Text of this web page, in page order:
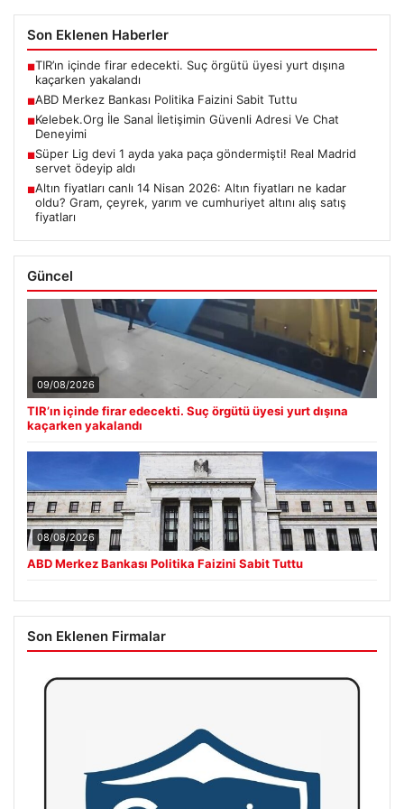
Son Eklenen Haberler
■TIR’ın içinde firar edecekti. Suç örgütü üyesi yurt dışına
kaçarken yakalandı
■ABD Merkez Bankası Politika Faizini Sabit Tuttu
■Kelebek.Org İle Sanal İletişimin Güvenli Adresi Ve Chat
Deneyimi
■Süper Lig devi 1 ayda yaka paça göndermişti! Real Madrid
servet ödeyip aldı
■Altın fiyatları canlı 14 Nisan 2026: Altın fiyatları ne kadar
oldu? Gram, çeyrek, yarım ve cumhuriyet altını alış satış
fiyatları
Güncel
09/08/2026
TIR’ın içinde firar edecekti. Suç örgütü üyesi yurt dışına
kaçarken yakalandı
08/08/2026
ABD Merkez Bankası Politika Faizini Sabit Tuttu
Son Eklenen Firmalar